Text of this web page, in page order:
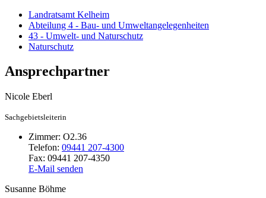
Landratsamt Kelheim
Abteilung 4 - Bau- und Umweltangelegenheiten
43 - Umwelt- und Naturschutz
Naturschutz
Ansprechpartner
Nicole Eberl
Sachgebietsleiterin
Zimmer: O2.36
Telefon: 09441 207-4300
Fax: 09441 207-4350
E-Mail senden
Susanne Böhme